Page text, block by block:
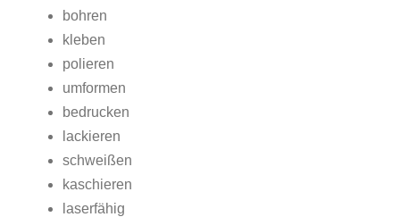
bohren
kleben
polieren
umformen
bedrucken
lackieren
schweißen
kaschieren
laserfähig